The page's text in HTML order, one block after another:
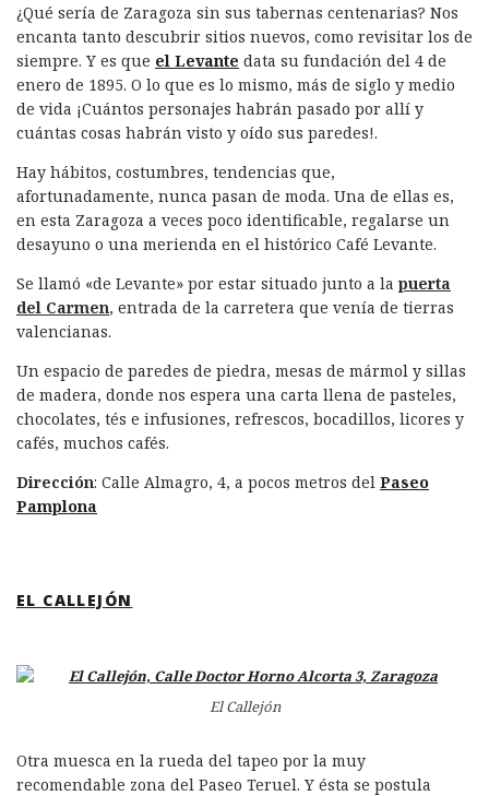
¿Qué sería de Zaragoza sin sus tabernas centenarias? Nos
encanta tanto descubrir sitios nuevos, como revisitar los de
siempre. Y es que el Levante data su fundación del 4 de
enero de 1895. O lo que es lo mismo, más de siglo y medio
de vida ¡Cuántos personajes habrán pasado por allí y
cuántas cosas habrán visto y oído sus paredes!.
Hay hábitos, costumbres, tendencias que,
afortunadamente, nunca pasan de moda. Una de ellas es,
en esta Zaragoza a veces poco identificable, regalarse un
desayuno o una merienda en el histórico Café Levante.
Se llamó «de Levante» por estar situado junto a la puerta
del Carmen, entrada de la carretera que venía de tierras
valencianas.
Un espacio de paredes de piedra, mesas de mármol y sillas
de madera, donde nos espera una carta llena de pasteles,
chocolates, tés e infusiones, refrescos, bocadillos, licores y
cafés, muchos cafés.
Dirección: Calle Almagro, 4, a pocos metros del Paseo
Pamplona
EL CALLEJÓN
El Callejón
Otra muesca en la rueda del tapeo por la muy
recomendable zona del Paseo Teruel. Y ésta se postula